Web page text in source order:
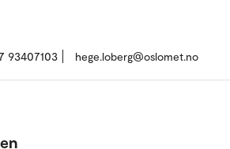
93407103 hege.loberg@oslomet.no